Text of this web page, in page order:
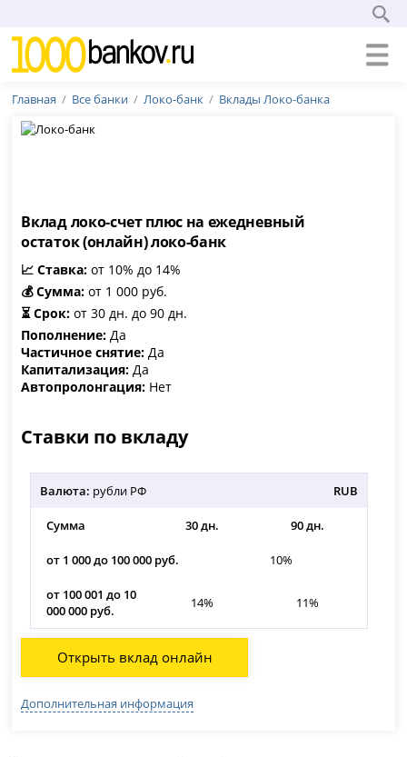
Главная Все банки Локо-банк Вклады Локо-банка
Вклад локо-счет плюс на ежедневный
остаток (онлайн) локо-банк
📈 Ставка: от 10% до 14%
💰 Сумма: от 1 000 руб.
⏳ Срок: от 30 дн. до 90 дн.
Пополнение: Да
Частичное снятие: Да
Капитализация: Да
Автопролонгация: Нет
Ставки по вкладу
Валюта: рубли РФ RUB
Сумма 30 дн. 90 дн.
от 1 000 до 100 000 руб. 10%
от 100 001 до 10
000 000 руб.
14% 11%
Открыть вклад онлайн
Дополнительная информация